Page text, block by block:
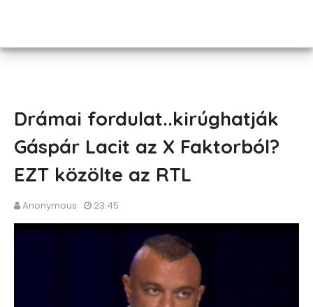
Drámai fordulat..kirúghatják
Gáspár Lacit az X Faktorból?
EZT közölte az RTL
Anonymous 23:45